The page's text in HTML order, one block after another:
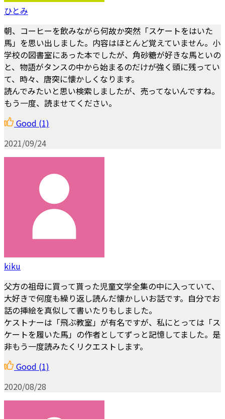
ひとみ
朝、コーヒーを飲みながら何故か突然「スケートをはいた
馬」を思い出しました。内容はほとんど覚えていません。小
学校の図書室にあった本でしたが、角砂糖が好きな馬といの
と、物語がタンスの中から始まるのだけが強く頭に残ってい
て、時々、唐突に懐かしくなります。
読んでみたいと思い検索しましたが、売ってないんですね。
もう一度、読ませてください。
Good (1)
2021/09/24
kiku
父方の祖母に買って貰った児童文学全集の中に入っていて、
大好きで何度も繰り返し読んだ懐かしいお話です。自分でお
話の挿絵を真似して書いたりもしました。
ケストナーは「飛ぶ教室」が有名ですが、私にとっては「ス
ケートを履いた馬」の作者としてずっと記憶してました。是
非もう一度読みたくリクエストします。
Good (1)
2020/08/28